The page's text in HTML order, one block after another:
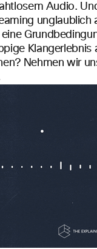
Audio.
unglaublich
Klangerlebnis
Nehmen wir